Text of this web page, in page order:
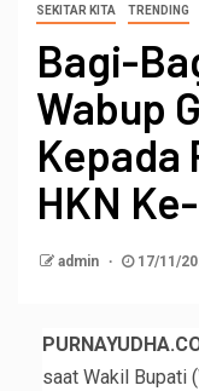
SEKITAR KITA TRENDING
Bagi-
Wabup
Kepada
HKN
admin 17/11/
saat Wakil Bupati